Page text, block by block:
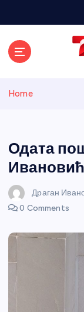
Home
Одата
Драган
0 Comments